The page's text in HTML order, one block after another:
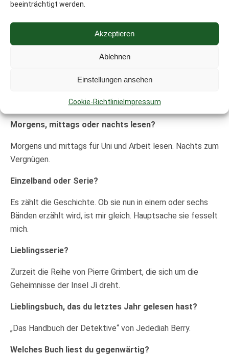
beeinträchtigt werden.
Akzeptieren
Ablehnen
Einstellungen ansehen
Cookie-RichtlinieImpressum
Das entscheide ich immer intuitiv nach Cover und
Klappentext.
Geschlossenes Ende oder Cliffhanger?
eine willkommene Abwechslung. Wenn ich mir eine Reihe
nicht Jahre auf eine Fortsetzung warten muss.
Morgens, mittags oder nachts lesen?
Morgens und mittags für Uni und Arbeit lesen. Nachts zum
Vergnügen.
Einzelband oder Serie?
Es zählt die Geschichte. Ob sie nun in einem oder sechs
Bänden erzählt wird, ist mir gleich. Hauptsache sie fesselt
mich.
Lieblingsserie?
Zurzeit die Reihe von Pierre Grimbert, die sich um die
Geheimnisse der Insel Jì dreht.
Lieblingsbuch, das du letztes Jahr gelesen hast?
„Das Handbuch der Detektive“ von Jedediah Berry.
Welches Buch liest du gegenwärtig?